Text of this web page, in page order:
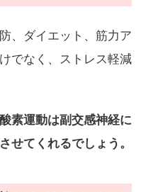
、ダイエット、筋力ア
でなく、ストレス軽減
素運動は副交感神経に
せてくれるでしょう。